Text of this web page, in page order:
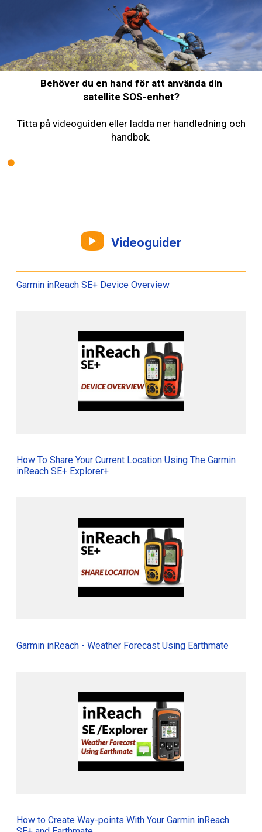
Behöver du en hand för att använda din
satellite SOS-enhet?
Titta på videoguiden eller ladda ner handledning och
handbok.
Videoguider
Garmin inReach SE+ Device Overview
How To Share Your Current Location Using The Garmin
inReach SE+ Explorer+
Garmin inReach - Weather Forecast Using Earthmate
How to Create Way-points With Your Garmin inReach